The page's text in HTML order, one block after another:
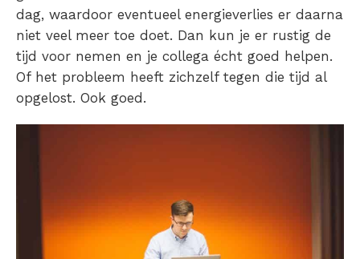
dag, waardoor eventueel energieverlies er daarna
niet veel meer toe doet. Dan kun je er rustig de
tijd voor nemen en je collega écht goed helpen.
Of het probleem heeft zichzelf tegen die tijd al
opgelost. Ook goed.